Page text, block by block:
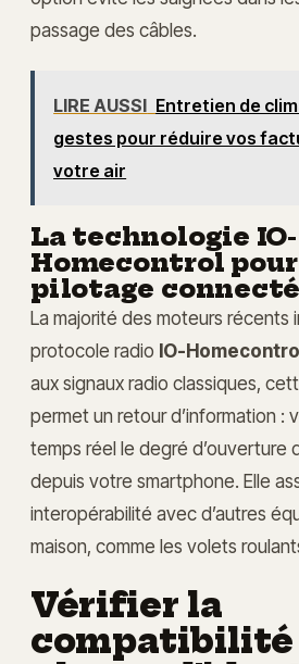
passage des câbles.
LIRE AUSSI Entretien de
gestes pour réduire vos
votre air
La technologie IO-
Homecontrol
pilotage connecté
La majorité des moteurs récents
protocole radio IO-
aux signaux radio classiques,
permet un retour d’information :
temps réel le degré d’ouverture
depuis votre smartphone. Elle
interopérabilité avec d’autres
maison, comme les volets
Vérifier la
compatibilité